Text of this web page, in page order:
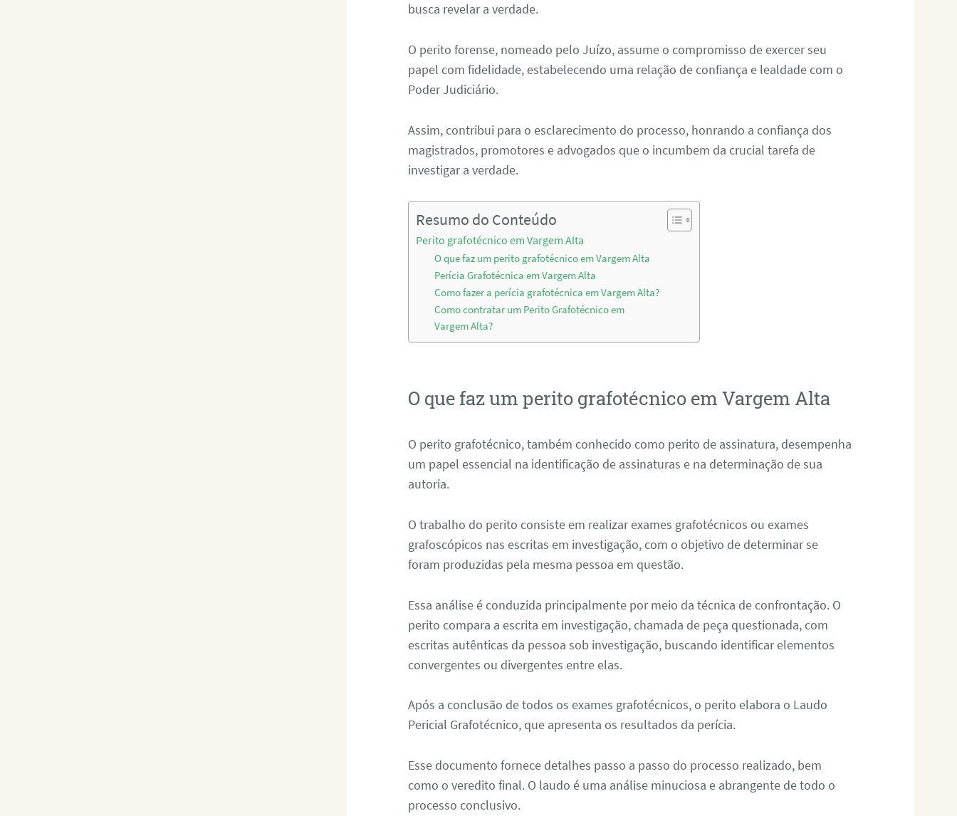
busca revelar a verdade.
O perito forense, nomeado pelo Juízo, assume o compromisso de exercer seu
papel com fidelidade, estabelecendo uma relação de confiança e lealdade com o
Poder Judiciário.
Assim, contribui para o esclarecimento do processo, honrando a confiança dos
magistrados, promotores e advogados que o incumbem da crucial tarefa de
investigar a verdade.
Resumo do Conteúdo
Perito grafotécnico em Vargem Alta
O que faz um perito grafotécnico em Vargem Alta
Perícia Grafotécnica em Vargem Alta
Como fazer a perícia grafotécnica em Vargem Alta?
Como contratar um Perito Grafotécnico em
Vargem Alta?
O que faz um perito grafotécnico em Vargem Alta
O perito grafotécnico, também conhecido como perito de assinatura, desempenha
um papel essencial na identificação de assinaturas e na determinação de sua
autoria.
O trabalho do perito consiste em realizar exames grafotécnicos ou exames
grafoscópicos nas escritas em investigação, com o objetivo de determinar se
foram produzidas pela mesma pessoa em questão.
Essa análise é conduzida principalmente por meio da técnica de confrontação. O
perito compara a escrita em investigação, chamada de peça questionada, com
escritas autênticas da pessoa sob investigação, buscando identificar elementos
convergentes ou divergentes entre elas.
Após a conclusão de todos os exames grafotécnicos, o perito elabora o Laudo
Pericial Grafotécnico, que apresenta os resultados da perícia.
Esse documento fornece detalhes passo a passo do processo realizado, bem
como o veredito final. O laudo é uma análise minuciosa e abrangente de todo o
processo conclusivo.